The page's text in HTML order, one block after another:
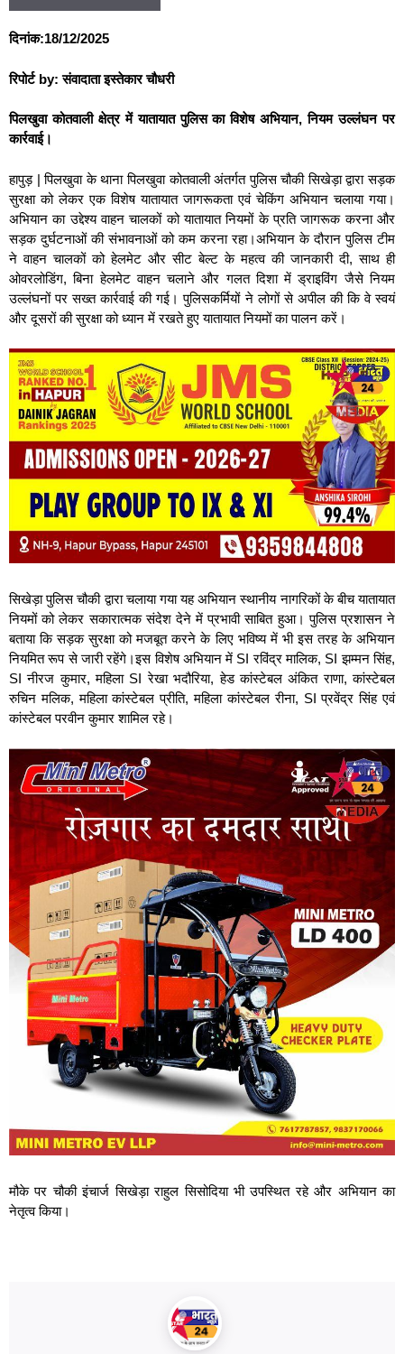
दिनांक:18/12/2025
रिपोर्ट by: संवादाता इस्तेकार चौधरी
पिलखुवा कोतवाली क्षेत्र में यातायात पुलिस का विशेष अभियान, नियम उल्लंघन पर
कार्रवाई।
हापुड़ | पिलखुवा के थाना पिलखुवा कोतवाली अंतर्गत पुलिस चौकी सिखेड़ा द्वारा सड़क
सुरक्षा को लेकर एक विशेष यातायात जागरूकता एवं चेकिंग अभियान चलाया गया।
अभियान का उद्देश्य वाहन चालकों को यातायात नियमों के प्रति जागरूक करना और
सड़क दुर्घटनाओं की संभावनाओं को कम करना रहा।अभियान के दौरान पुलिस टीम
ने वाहन चालकों को हेलमेट और सीट बेल्ट के महत्व की जानकारी दी, साथ ही
ओवरलोडिंग, बिना हेलमेट वाहन चलाने और गलत दिशा में ड्राइविंग जैसे नियम
उल्लंघनों पर सख्त कार्रवाई की गई। पुलिसकर्मियों ने लोगों से अपील की कि वे स्वयं
और दूसरों की सुरक्षा को ध्यान में रखते हुए यातायात नियमों का पालन करें।
सिखेड़ा पुलिस चौकी द्वारा चलाया गया यह अभियान स्थानीय नागरिकों के बीच यातायात
नियमों को लेकर सकारात्मक संदेश देने में प्रभावी साबित हुआ। पुलिस प्रशासन ने
बताया कि सड़क सुरक्षा को मजबूत करने के लिए भविष्य में भी इस तरह के अभियान
नियमित रूप से जारी रहेंगे।इस विशेष अभियान में SI रविंद्र मालिक, SI झम्मन सिंह,
SI नीरज कुमार, महिला SI रेखा भदौरिया, हेड कांस्टेबल अंकित राणा, कांस्टेबल
रुचिन मलिक, महिला कांस्टेबल प्रीति, महिला कांस्टेबल रीना, SI प्रवेंद्र सिंह एवं
कांस्टेबल परवीन कुमार शामिल रहे।
मौके पर चौकी इंचार्ज सिखेड़ा राहुल सिसोदिया भी उपस्थित रहे और अभियान का
नेतृत्व किया।